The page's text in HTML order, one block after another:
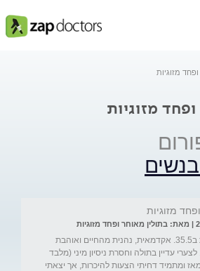
מזוגיות
מזוגיות
בנשים
מזוגיות
שלום. שמי דוברת ב35.5. אקדמאית, נהנית מהחיים ואוהבת
עדיין בתולה וחסרת ניסיון מיני (מלבד
מאז ומתמיד דחיתי הצעות להיכרות, אך יצאתי